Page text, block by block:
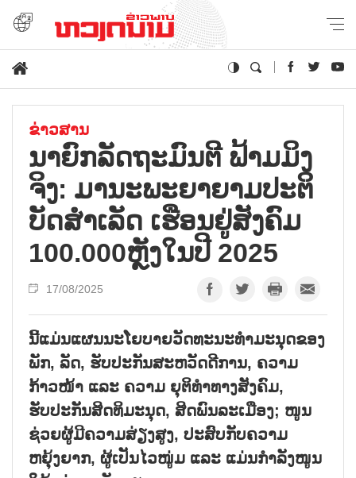
ຂ່າວສານ
ນາ​ຍົກ​ລັດ​ຖະ​ມົນ​ຕີ ຟ້າມ​ມິງ​
ຈິງ: ມາ​ນະ​ພະ​ຍາຍ​າມ​ປະ​ຕິ​
ບັດ​ສຳ​ເລັດ ເຮືອນ​ຢູ່​ສັງ​ຄົມ
100.000ຫຼັງ​ໃນ​ປີ 2025
17/08/2025
ນີ້ແມ່ນແຜນນະໂຍບາຍວັດທະນະທຳມະນຸດຂອງ
ພັກ, ລັດ, ຮັບປະກັນສະຫວັດດີການ, ຄວາມ
ກ້າວໜ້າ ແລະ ຄວາມ ຍຸຕິທຳທາງສັງຄົມ,
ຮັບປະກັນສິດທິມະນຸດ, ສິດພົນລະເມືອງ; ໜູນ
ຊ່ວຍຜູ້ມີຄວາມສ່ຽງສູງ, ປະສົບກັບຄວາມ
ຫຍຸ້ງຍາກ, ຜູ້ເປັນໄວໜູ່ມ ແລະ ແມ່ນກຳລັງໜູນ